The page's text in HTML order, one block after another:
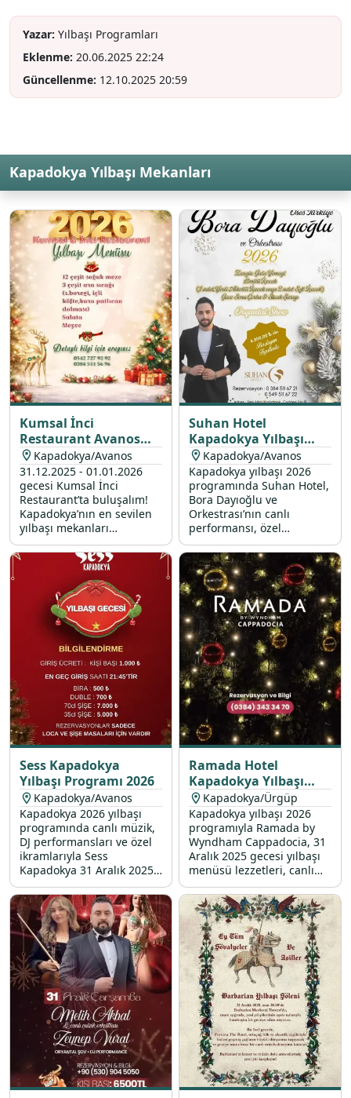
Yazar: Yılbaşı Programları
Eklenme: 20.06.2025 22:24
Güncellenme: 12.10.2025 20:59
Kapadokya Yılbaşı Mekanları
Kumsal İnci
Restaurant Avanos
Yılbaşı Programı 2026
Kapadokya/Avanos
31.12.2025 - 01.01.2026
gecesi Kumsal İnci
Restaurant’ta buluşalım!
Kapadokya’nın en sevilen
yılbaşı mekanları
arasındaki restoranımızda;
canlı yılbaşı konserleri ve
eğlenceli yılbaşı etkinlikleri
ile dolu unutulmaz bir
2026 programı sizi
bekliyor.
Suhan Hotel
Kapadokya Yılbaşı
Programı 2026
Kapadokya/Avanos
Kapadokya yılbaşı 2026
programında Suhan Hotel,
Bora Dayıoğlu ve
Orkestrası’nın canlı
performansı, özel
lezzetlerle dolu yılbaşı
menüsü ve yılbaşı
sürprizleri ile sizleri
bekliyor.
Sess Kapadokya
Yılbaşı Programı 2026
Kapadokya/Avanos
Kapadokya 2026 yılbaşı
programında canlı müzik,
DJ performansları ve özel
ikramlarıyla Sess
Kapadokya 31 Aralık 2025
gecesi sizleri
unutulmayacak bir
eğlenceye davet ediyor.
Ramada Hotel
Kapadokya Yılbaşı
Programı 2026
Kapadokya/Ürgüp
Kapadokya yılbaşı 2026
programıyla Ramada by
Wyndham Cappadocia, 31
Aralık 2025 gecesi yılbaşı
menüsü lezzetleri, canlı
müzik ve özel ikramlarla
unutulmaz bir gecenin
kapılarını aralıyor.